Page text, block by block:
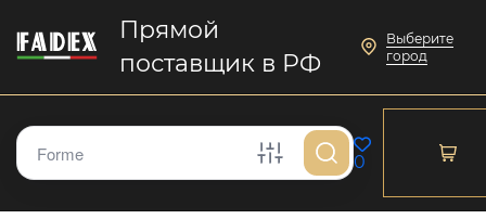
Прямой
поставщик в РФ
Выберите
город
0